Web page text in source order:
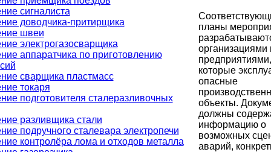
сигналиста
доводчика-притирщика
швеи
электрогазосварщика
аппаратчика по приготовлению
сварщика пластмасс
токаря
подготовителя сталеразливочных
разливщика стали
подручного сталевара электропечи
контролёра лома и отходов металла
планы
организациями
предприятиями,
которые
опасные
объекты.
должны
информацию о
возможных
аварий,